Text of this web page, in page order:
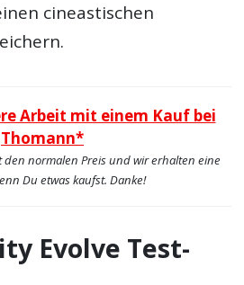
cineastischen
Arbeit mit einem Kauf bei
Thomann*
den normalen Preis und wir erhalten eine
Du etwas kaufst. Danke!
Evolve Test-